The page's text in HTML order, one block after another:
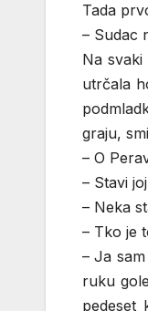
Tada
– Sudac
Na
utrčala
graju,
– O
– Stavi
– Neka
– Tko je
– Ja
ruku
pedeset